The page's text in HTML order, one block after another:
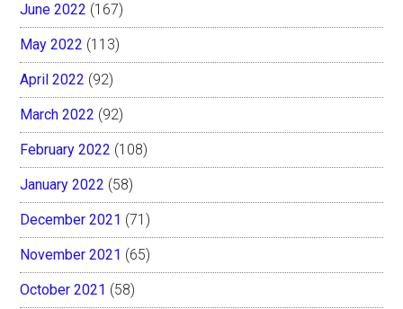
June 2022 (167)
May 2022 (113)
April 2022 (92)
March 2022 (92)
February 2022 (108)
January 2022 (58)
December 2021 (71)
November 2021 (65)
October 2021 (58)